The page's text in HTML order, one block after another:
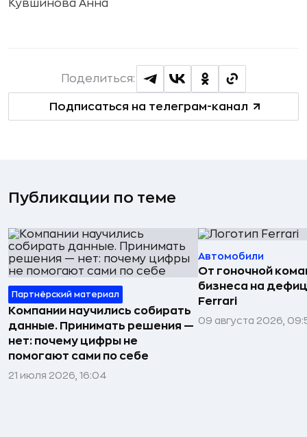
Кувшинова Анна
Подписаться на телеграм-канал
Поделиться:
Публикации по теме
Партнёрский материал
Компании научились собирать
данные. Принимать решения —
нет: почему цифры не
помогают сами по себе
21 июля 2026, 16:04
Автомобили
От гоночной
бизнеса на
Ferrari
09 августа 2026,